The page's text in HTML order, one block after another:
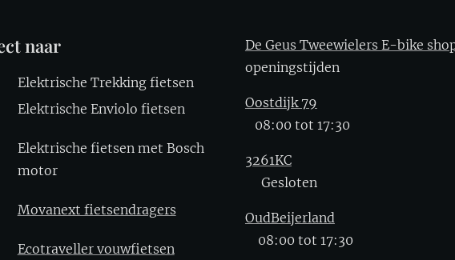
naar
Elektrische Trekking fietsen
Elektrische Enviolo fietsen
Elektrische fietsen met Bosch
motor
Movanext fietsendragers
Ecotraveller vouwfietsen
De Geus Tweewielers E-bike
openingstijden
Oostdijk 79
08:00 tot 17:30
3261KC
Gesloten
OudBeijerland
08:00 tot 17:30